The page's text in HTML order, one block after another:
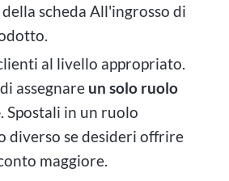
scheda All'ingrosso di
al livello appropriato.
assegnare un solo ruolo
. Spostali in un ruolo
diverso se desideri offrire
maggiore.